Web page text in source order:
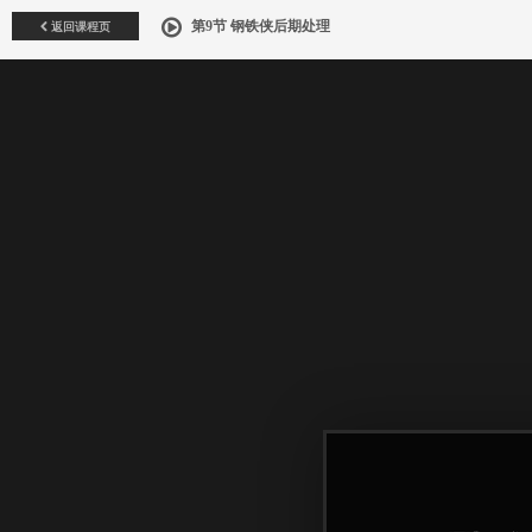
返回课程页 第9节 钢铁侠后期处理